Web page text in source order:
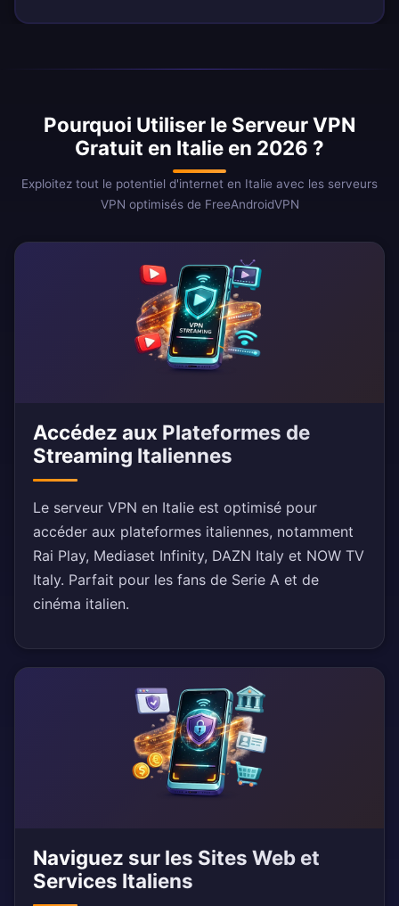
Pourquoi Utiliser le Serveur VPN
Gratuit en Italie en 2026 ?
Exploitez tout le potentiel d'internet en Italie avec les serveurs
VPN optimisés de FreeAndroidVPN
Accédez aux Plateformes de
Streaming Italiennes
Le serveur VPN en Italie est optimisé pour
accéder aux plateformes italiennes, notamment
Rai Play, Mediaset Infinity, DAZN Italy et NOW TV
Italy. Parfait pour les fans de Serie A et de
cinéma italien.
Naviguez sur les Sites Web et
Services Italiens